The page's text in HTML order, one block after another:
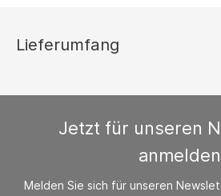
Lieferumfang
Jetzt für unseren
anmelden
Melden Sie sich für unseren